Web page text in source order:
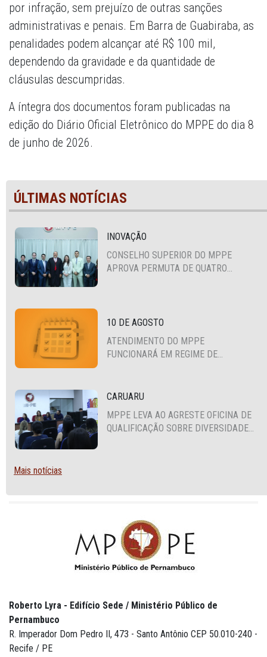
por infração, sem prejuízo de outras sanções
administrativas e penais. Em Barra de Guabiraba, as
penalidades podem alcançar até R$ 100 mil,
dependendo da gravidade e da quantidade de
cláusulas descumpridas.
A íntegra dos documentos foram publicadas na
edição do Diário Oficial Eletrônico do MPPE do dia 8
de junho de 2026.
ÚLTIMAS NOTÍCIAS
INOVAÇÃO
CONSELHO SUPERIOR DO MPPE
APROVA PERMUTA DE QUATRO
10 DE AGOSTO
ATENDIMENTO DO MPPE
FUNCIONARÁ EM REGIME DE
CARUARU
MPPE LEVA AO AGRESTE OFICINA DE
QUALIFICAÇÃO SOBRE DIVERSIDADE
Mais notícias
Roberto Lyra - Edifício Sede / Ministério Público de
Pernambuco
R. Imperador Dom Pedro II, 473 - Santo Antônio CEP 50.010-240 -
Recife / PE